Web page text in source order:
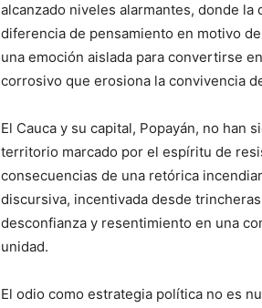
alcanzado niveles alarmantes, donde
diferencia de pensamiento en motivo
una emoción aislada para convertirse
corrosivo que erosiona la convivencia
El Cauca y su capital, Popayán, no han
territorio marcado por el espíritu de
consecuencias de una retórica
discursiva, incentivada desde
desconfianza y resentimiento en una
unidad.
El odio como estrategia política no es